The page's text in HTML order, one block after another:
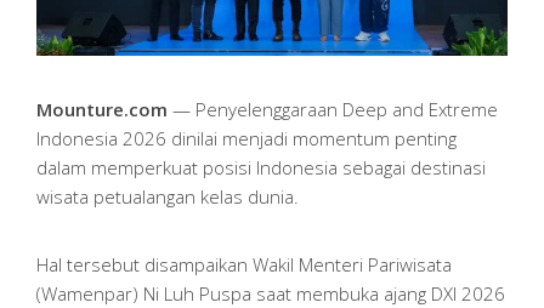
Mounture.com — Penyelenggaraan Deep and Extreme
Indonesia 2026 dinilai menjadi momentum penting
dalam memperkuat posisi Indonesia sebagai destinasi
wisata petualangan kelas dunia.
Hal tersebut disampaikan Wakil Menteri Pariwisata
(Wamenpar) Ni Luh Puspa saat membuka ajang DXI 2026